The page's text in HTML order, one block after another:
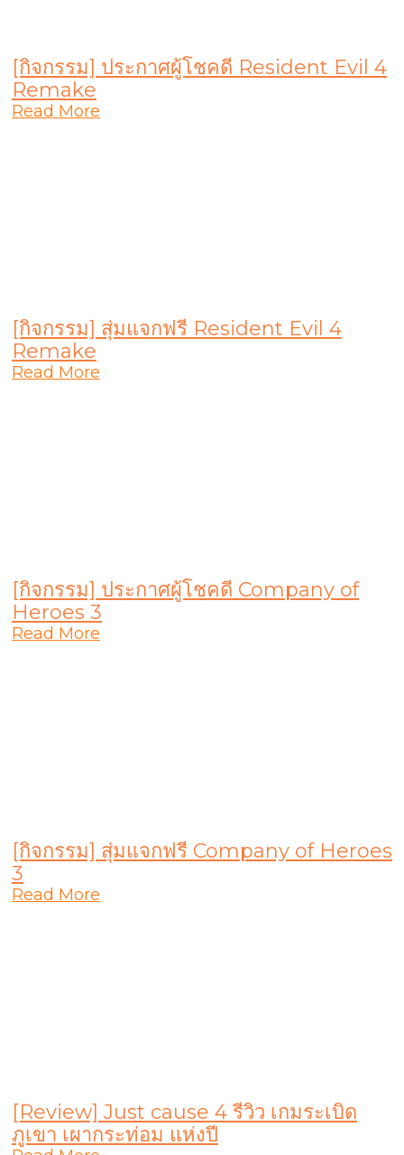
[กิจกรรม] ประกาศผู้โชคดี Resident Evil 4
Remake
Read More
[กิจกรรม] สุ่มแจกฟรี Resident Evil 4
Remake
Read More
[กิจกรรม] ประกาศผู้โชคดี Company of
Heroes 3
Read More
[กิจกรรม] สุ่มแจกฟรี Company of Heroes
3
Read More
[Review] Just cause 4 รีวิว เกมระเบิด
ภูเขา เผากระท่อม แห่งปี